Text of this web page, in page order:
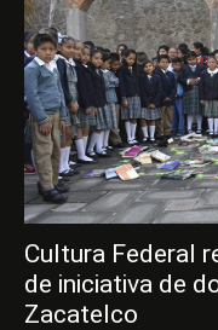
Cultura Federal
de iniciativa de
Zacatelco